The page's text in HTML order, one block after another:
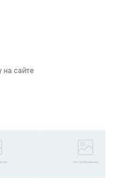
на сайте